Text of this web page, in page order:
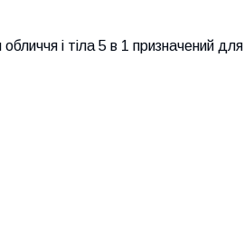
і тіла 5 в 1 призначений для